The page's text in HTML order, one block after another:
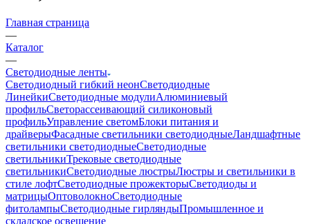
Главная страница
—
Каталог
—
Светодиодные ленты
Светодиодный гибкий неонСветодиодные
ЛинейкиСветодиодные модулиАлюминиевый
профильСветорассеивающий силиконовый
профильУправление светомБлоки питания и
драйверыФасадные светильники светодиодныеЛандшафтные
светильники светодиодныеСветодиодные
светильникиТрековые светодиодные
светильникиСветодиодные люстрыЛюстры и светильники в
стиле лофтСветодиодные прожекторыСветодиоды и
матрицыОптоволокноСветодиодные
фитолампыСветодиодные гирляндыПромышленное и
складское освещение